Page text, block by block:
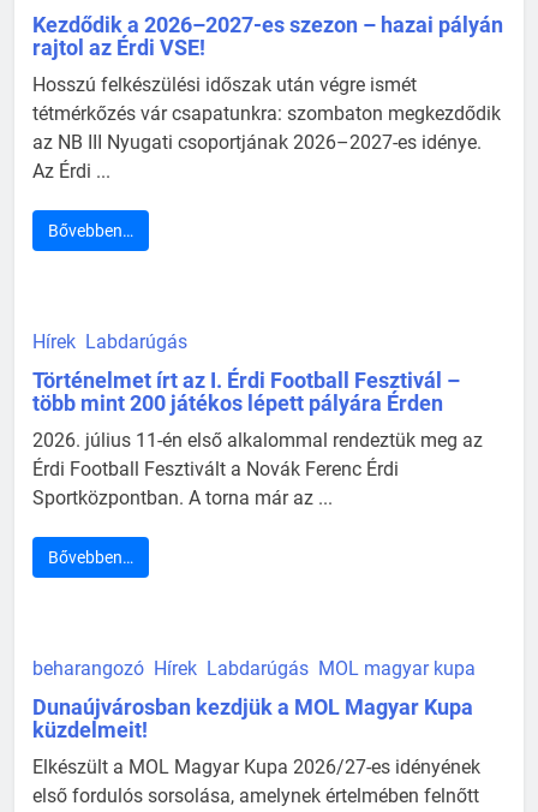
Kezdődik a 2026–2027-es szezon – hazai pályán
rajtol az Érdi VSE!
Hosszú felkészülési időszak után végre ismét
tétmérkőzés vár csapatunkra: szombaton megkezdődik
az NB III Nyugati csoportjának 2026–2027-es idénye.
Az Érdi ...
Bővebben…
Hírek Labdarúgás
Történelmet írt az I. Érdi Football Fesztivál –
több mint 200 játékos lépett pályára Érden
2026. július 11-én első alkalommal rendeztük meg az
Érdi Football Fesztivált a Novák Ferenc Érdi
Sportközpontban. A torna már az ...
Bővebben…
beharangozó Hírek Labdarúgás MOL magyar kupa
Dunaújvárosban kezdjük a MOL Magyar Kupa
küzdelmeit!
Elkészült a MOL Magyar Kupa 2026/27-es idényének
első fordulós sorsolása, amelynek értelmében felnőtt